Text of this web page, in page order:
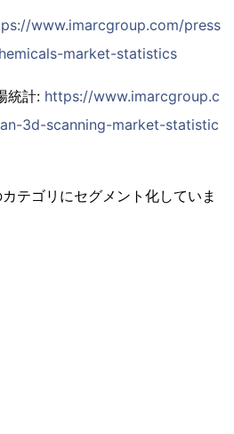
www.imarcgroup.com/press
market-statistics
統計: https://www.imarcgroup.c
3d-scanning-market-statistic
テゴリにセグメント化していま